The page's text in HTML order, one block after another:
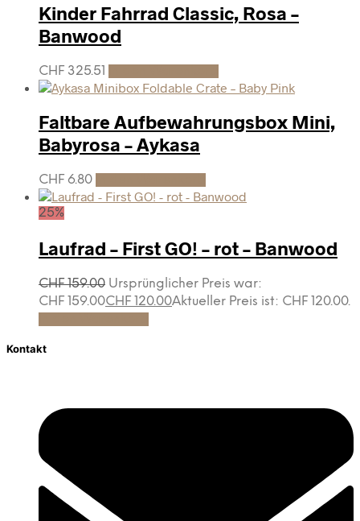
Kinder Fahrrad Classic, Rosa –
Banwood
CHF 325.51
Faltbare Aufbewahrungsbox Mini,
Babyrosa – Aykasa
CHF 6.80
25%
Laufrad – First GO! – rot – Banwood
CHF159.00 Ursprünglicher Preis war:
CHF 159.00CHF 120.00Aktueller Preis ist: CHF 120.00.
Kontakt